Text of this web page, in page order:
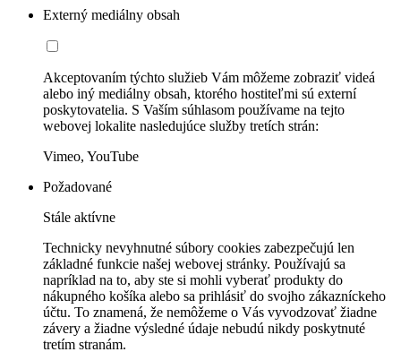
Externý mediálny obsah
Akceptovaním týchto služieb Vám môžeme zobraziť videá
alebo iný mediálny obsah, ktorého hostiteľmi sú externí
poskytovatelia. S Vaším súhlasom používame na tejto
webovej lokalite nasledujúce služby tretích strán:
Vimeo, YouTube
Požadované
Stále aktívne
Technicky nevyhnutné súbory cookies zabezpečujú len
základné funkcie našej webovej stránky. Používajú sa
napríklad na to, aby ste si mohli vyberať produkty do
nákupného košíka alebo sa prihlásiť do svojho zákazníckeho
účtu. To znamená, že nemôžeme o Vás vyvodzovať žiadne
závery a žiadne výsledné údaje nebudú nikdy poskytnuté
tretím stranám.